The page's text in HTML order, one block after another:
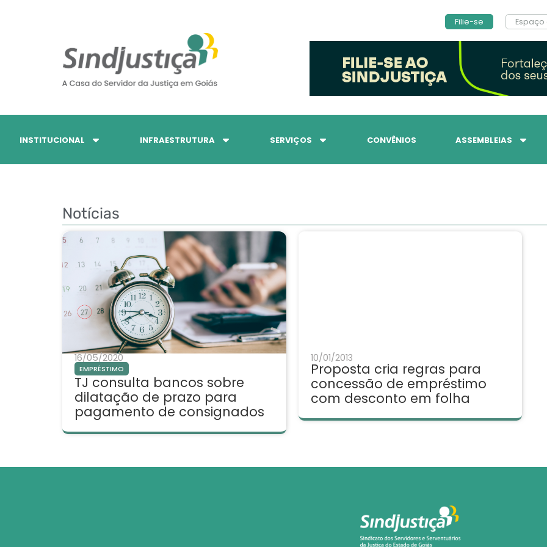
Filie-se
INSTITUCIONAL INFRAESTRUTURA SERVIÇOS CONVÊNIOS ASSEMBLEIAS
Notícias
16/05/2020
EMPRÉSTIMO
TJ consulta bancos sobre
dilatação de prazo para
pagamento de consignados
10/01/2013
Proposta cria regras para
concessão de empréstimo
com desconto em folha